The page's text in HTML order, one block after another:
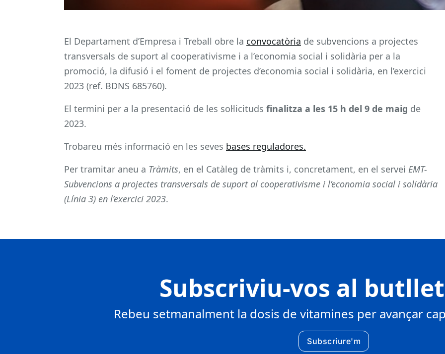
El Departament d’Empresa i Treball obre la convocatòria de subvencions a projectes
transversals de suport al cooperativisme i a l’economia social i solidària per a la
promoció, la difusió i el foment de projectes d’economia social i solidària, en l’exercici
2023 (ref. BDNS 685760).
El termini per a la presentació de les sol·licituds finalitza a les 15 h del 9 de maig de
2023.
Trobareu més informació en les seves bases reguladores.
Per tramitar aneu a Tràmits, en el Catàleg de tràmits i, concretament, en el servei EMT-
Subvencions a projectes transversals de suport al cooperativisme i l’economia social i solidària
(Línia 3) en l’exercici 2023.
Subscriviu-vos al
Rebeu setmanalment la dosis de vitamines per avançar
Subscriure'm